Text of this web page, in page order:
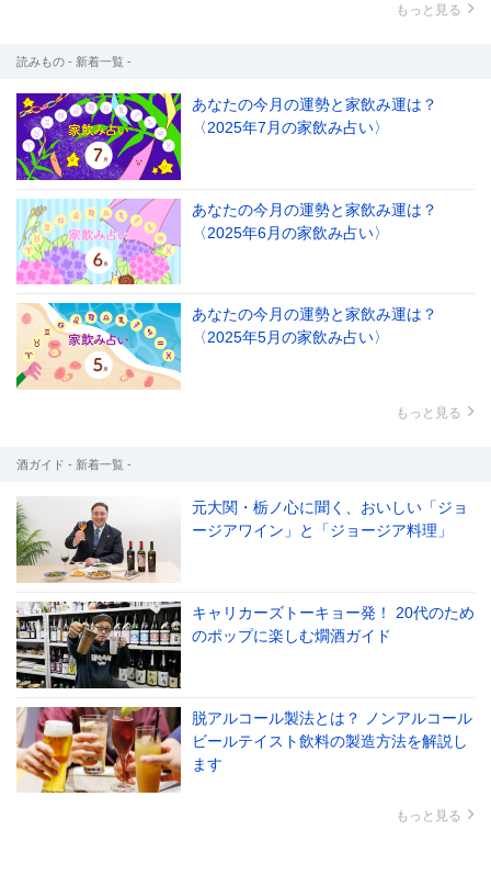
もっと見る
読みもの - 新着一覧 -
あなたの今月の運勢と家飲み運は？
〈2025年7月の家飲み占い〉
あなたの今月の運勢と家飲み運は？
〈2025年6月の家飲み占い〉
あなたの今月の運勢と家飲み運は？
〈2025年5月の家飲み占い〉
もっと見る
酒ガイド - 新着一覧 -
元大関・栃ノ心に聞く、おいしい「ジョ
ージアワイン」と「ジョージア料理」
キャリカーズトーキョー発！ 20代のため
のポップに楽しむ燗酒ガイド
脱アルコール製法とは？ ノンアルコール
ビールテイスト飲料の製造方法を解説し
ます
もっと見る